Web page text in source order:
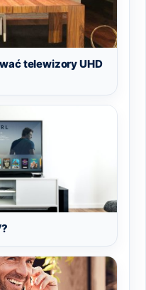
telewizory UHD